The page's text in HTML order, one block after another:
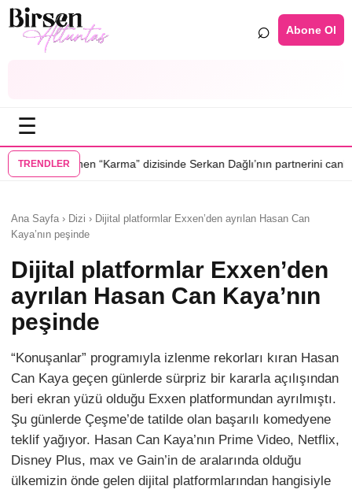
⌕ Abone Ol
☰
TRENDLER
dizisinde Serkan Dağlı’nın partnerini canlandıracak•Daha
Ana Sayfa › Dizi › Dijital platformlar Exxen’den ayrılan Hasan Can
Kaya’nın peşinde
Dijital platformlar Exxen’den
ayrılan Hasan Can Kaya’nın
peşinde
“Konuşanlar” programıyla izlenme rekorları kıran Hasan
Can Kaya geçen günlerde sürpriz bir kararla açılışından
beri ekran yüzü olduğu Exxen platformundan ayrılmıştı.
Şu günlerde Çeşme’de tatilde olan başarılı komedyene
teklif yağıyor. Hasan Can Kaya’nın Prime Video, Netflix,
Disney Plus, max ve Gain’in de aralarında olduğu
ülkemizin önde gelen dijital platformlarından hangisiyle